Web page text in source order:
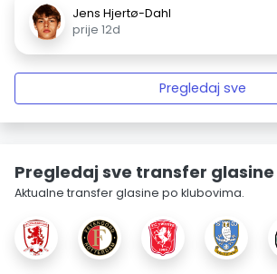
Jens Hjertø-Dahl
prije 12d
Pregledaj sve
Pregledaj sve transfer glasine
Aktualne transfer glasine po klubovima.